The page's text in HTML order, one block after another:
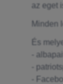
az eget
Minden
És
-
-
-